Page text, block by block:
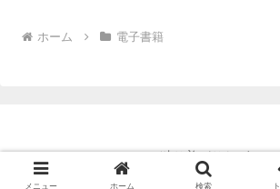
ホーム
電子書籍
Copyright © 2011-2026 独り善がりなゲーム
Rights Reserved.
メニュー ホーム 検索